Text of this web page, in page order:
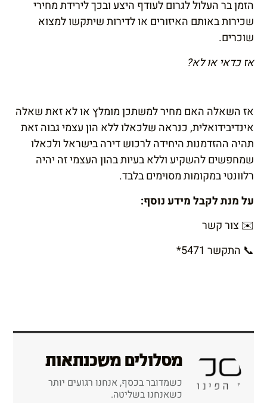
הזמן בר העלול לגרום לעודף היצע ובכך לירידת מחירי
שכירות באותם האיזורים או לדירות שיתקשו למצוא
שוכרים.
אז כדאי או לא?
אז השאלה האם מחיר למשתכן מומלץ או לא זאת שאלה
אינדיבידואלית, כנראה שלכאלו ללא הון עצמי גבוה זאת
תהיה ההזדמנות היחידה לרכוש דירה בישראל ולכאלו
שמחפשים להשקיע וללא בעיות בהון העצמי זה יהיה
רלוונטי במקומות מסוימים בלבד.
על מנת לקבל מידע נוסף:
צור קשר ✉️
*5471
📞
מסלולים משכנתאות
כשמדובר בכסף, אנחנו רגועים יותר
כשאנחנו בשליטה.